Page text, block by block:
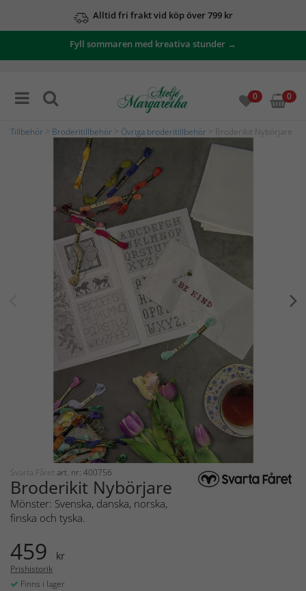
Alltid fri frakt vid köp över 799 kr
Fyll sommaren med kreativa stunder →
0 0
Tillbehör Broderitillbehör Övriga broderitillbehör > Broderikit Nybörjare
Svarta Fåret art. nr: 400756
Broderikit Nybörjare
Mönster: Svenska, danska, norska,
finska och tyska.
459 kr
Prishistorik
Finns i lager